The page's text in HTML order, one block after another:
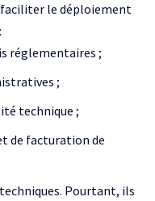
le déploiement
réglementaires ;
;
technique ;
de facturation de
Pourtant, ils